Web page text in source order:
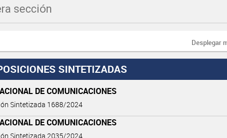
sección
Desplegar
SINTETIZADAS
DE COMUNICACIONES
Sintetizada 1688/2024
DE COMUNICACIONES
Sintetizada 2035/2024